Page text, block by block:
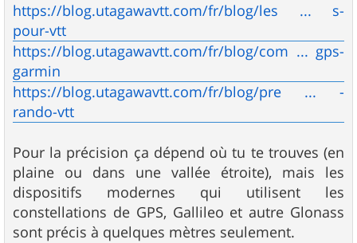
https://blog.utagawavtt.com/fr/blog/les ... s-
pour-vtt
https://blog.utagawavtt.com/fr/blog/com ... gps-
garmin
https://blog.utagawavtt.com/fr/blog/pre ... -
rando-vtt
Pour la précision ça dépend où tu te trouves (en
plaine ou dans une vallée étroite), mais les
dispositifs modernes qui utilisent les
constellations de GPS, Gallileo et autre Glonass
sont précis à quelques mètres seulement.